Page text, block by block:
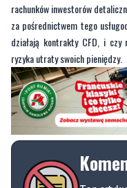
rachunków inwestorów
za pośrednictwem tego
działają kontrakty CFD, i czy
ryzyka utraty swoich pieniędzy.